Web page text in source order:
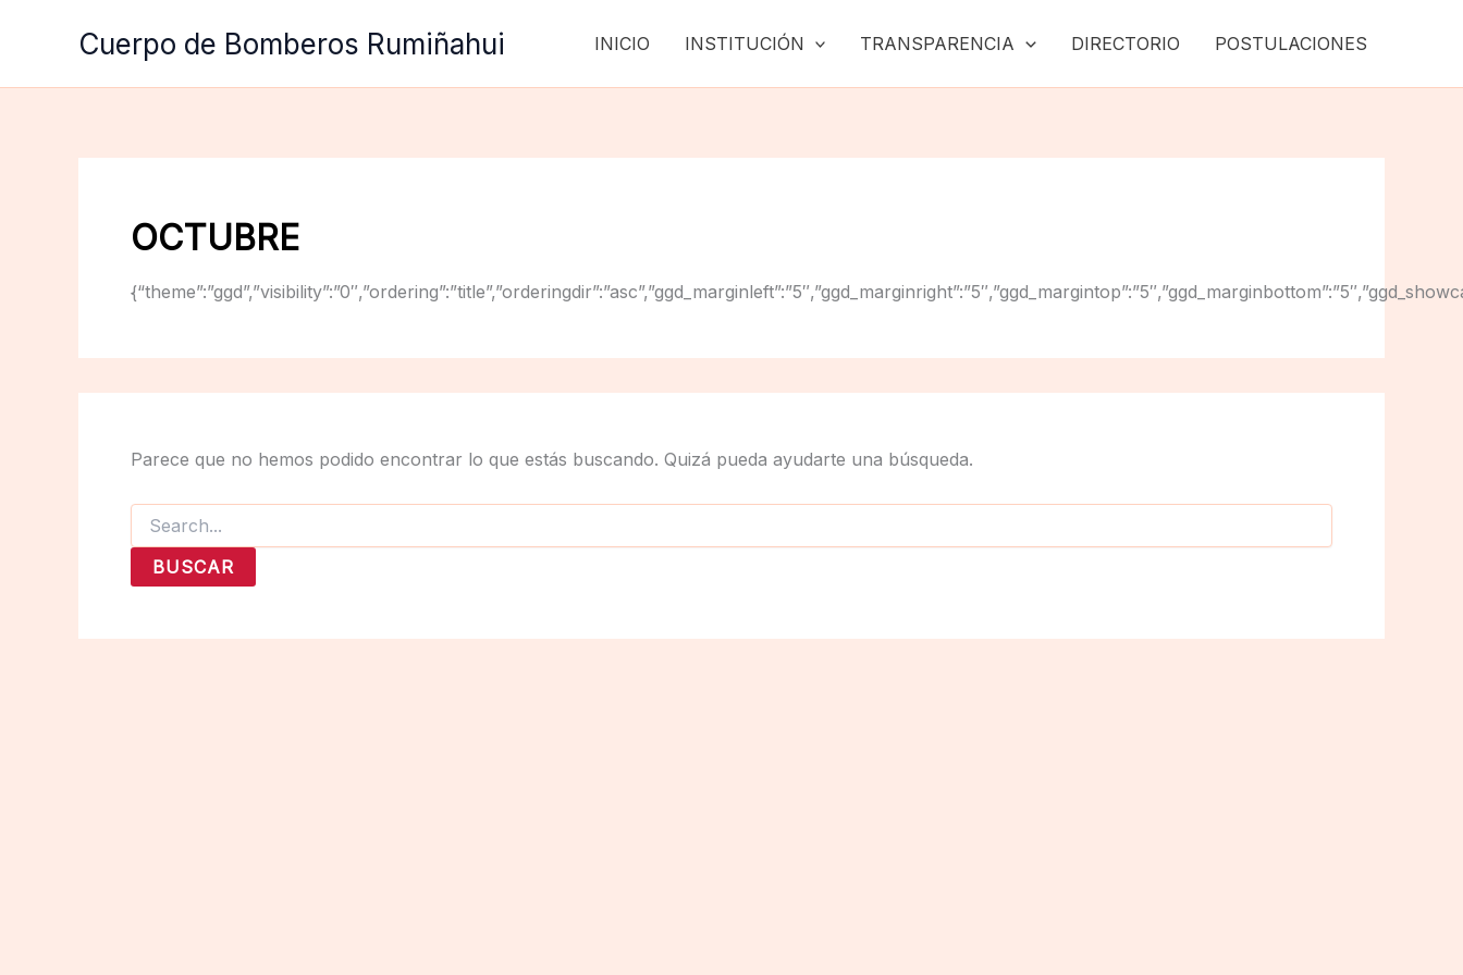
Cuerpo de Bomberos Rumiñahui INICIO INSTITUCIÓN TRANSPARENCIA DIRECTORIO POSTULACIONES
OCTUBRE
Parece que no hemos podido encontrar lo que estás buscando. Quizá pueda ayudarte una búsqueda.
Buscar
por: